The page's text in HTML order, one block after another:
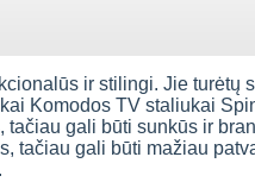
ir stilingi. Jie turėtų
Komodos TV staliukai
gali būti sunkūs ir
gali būti mažiau